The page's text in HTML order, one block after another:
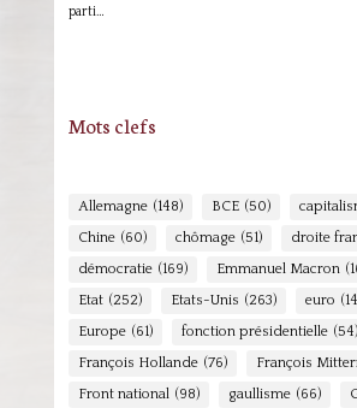
parti…
Mots clefs
Allemagne (148) BCE (50)
Chine (60) chômage (51) droite
démocratie (169) Emmanuel Macron
Etat (252) Etats-Unis (263) euro
Europe (61) fonction présidentielle (54)
François Hollande (76) François
Front national (98) gaullisme (66)